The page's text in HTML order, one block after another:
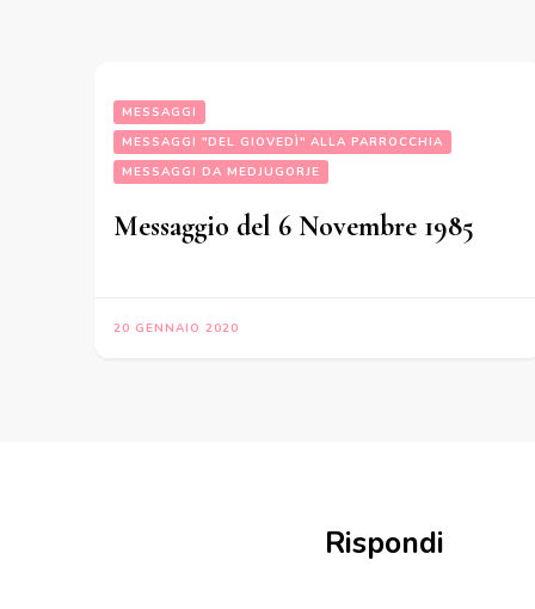
MESSAGGI
MESSAGGI "DEL GIOVEDÌ" ALLA PARROCCHIA
MESSAGGI DA MEDJUGORJE
Messaggio del 6 Novembre 1985
20 GENNAIO 2020
Rispondi